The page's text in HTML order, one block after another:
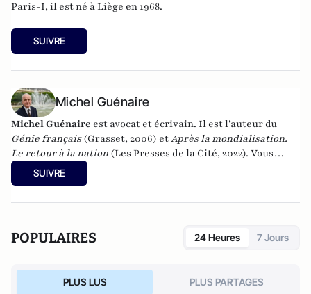
Paris-I, il est né à Liège en 1968.
SUIVRE
Michel Guénaire
Michel Guénaire est avocat et écrivain. Il est l’auteur du
Génie français(Grasset, 2006) etAprès la mondialisation.
Le retour à la nation (Les Presses de la Cité, 2022). Vous
pouvez retrouver Michel Guénaire sur Twitter :
@michelguenaire
SUIVRE
POPULAIRES 24 Heures 7 Jours
PLUS LUS PLUS PARTAGES